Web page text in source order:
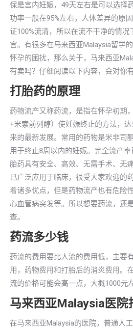
保是宫内妊娠，49天左右是可以选择
功率一般在95%左右，人体差异的原
证100%流清，所以在流不干净的情
宫。有很多在马来西亚Malaysia留学
怀孕的困扰，那么关于，马来西亚
有卖吗？仔细阅读以下内容，会对你有
打胎药的原理
药物流产又称药流，是指在怀孕初期
+米索前列醇）使妊娠终止的方法，
来的最新发展。常用的药物是米非司
用于终止8周以内的妊娠。完全流产
胎药具有安全、高效、无需手术、无
已广泛应用于临床，很受大家欢迎的
着诸多优点，但是药物流产也有危险
心血管病突发等。所以想要药流，还
查。
药流多少钱
药流的费用要比人流的费用低，主要
用，药物费用和打胎后的消炎费用。
流的价格可能会高一点，大概1000元
马来西亚Malaysia医院
在马来西亚Malaysia的医院，普通人